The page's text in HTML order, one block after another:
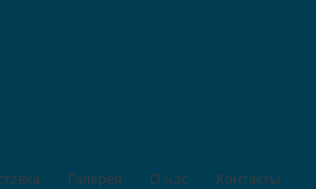
Галерея О нас Контакты